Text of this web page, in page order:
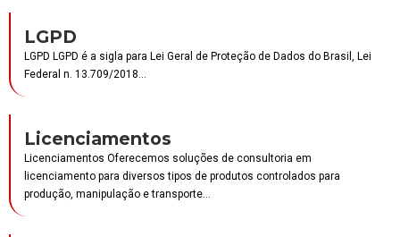
LGPD
LGPD LGPD é a sigla para Lei Geral de Proteção de Dados do Brasil, Lei
Federal n. 13.709/2018...
Licenciamentos
Licenciamentos Oferecemos soluções de consultoria em
licenciamento para diversos tipos de produtos controlados para
produção, manipulação e transporte...